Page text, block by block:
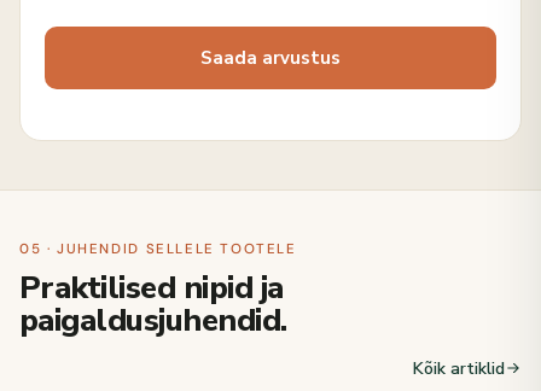
05 · JUHENDID SELLELE TOOTELE
Praktilised nipid ja
paigaldusjuhendid.
Kõik artiklid